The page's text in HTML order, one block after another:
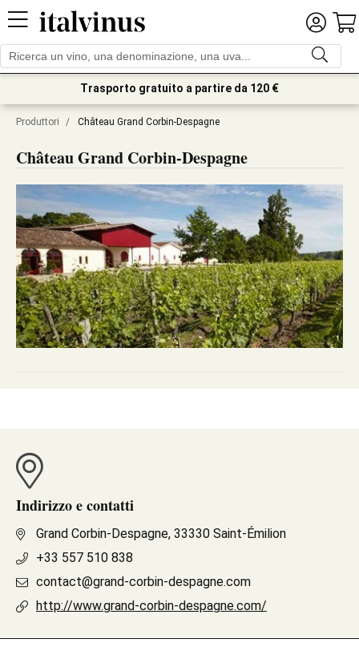
Trasporto gratuito a partire da 120 €
Produttori / Château Grand Corbin-Despagne
Château Grand Corbin-Despagne
Indirizzo e contatti
Grand Corbin-Despagne, 33330 Saint-Émilion
+33 557 510 838
contact@grand-corbin-despagne.com
http://www.grand-corbin-despagne.com/